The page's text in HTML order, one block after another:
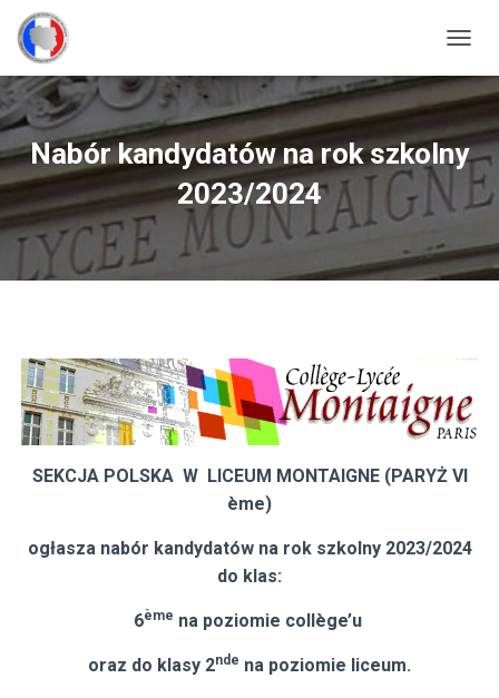
R
Z
Ł
Ą
Z
A
W
Nabór kandydatów na rok szkolny
2023/2024
SEKCJA POLSKA W LICEUM MONTAIGNE (PARYŻ VI
ème)
ogłasza nabór kandydatów na rok szkolny 2023/2024
do klas:
6ème na poziomie collège’u
oraz do klasy 2nde na poziomie liceum.